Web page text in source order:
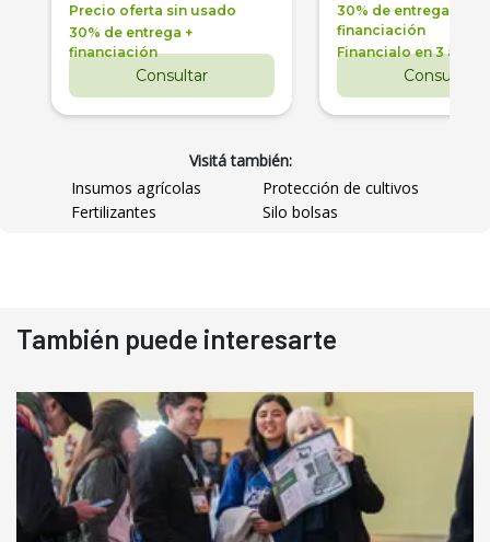
Precio oferta sin usado
30% de entrega +
financiación
Consultar
30% de entrega +
financiación
Financialo en 3 años
Consultar
Visitá también:
Insumos agrícolas
Protección de cultivos
Fertilizantes
Silo bolsas
También puede interesarte